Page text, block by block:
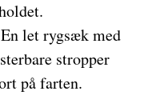
En let rygsæk med
stropper
på farten.